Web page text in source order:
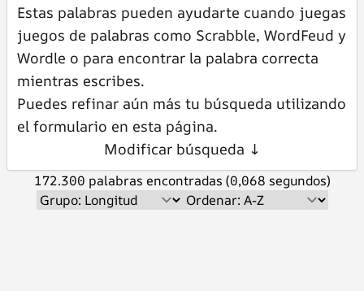
Estas palabras pueden ayudarte cuando juegas
juegos de palabras como Scrabble, WordFeud y
Wordle o para encontrar la palabra correcta
mientras escribes.
Puedes refinar aún más tu búsqueda utilizando
el formulario en esta página.
Modificar búsqueda ↓
172.300 palabras encontradas (0,068 segundos)